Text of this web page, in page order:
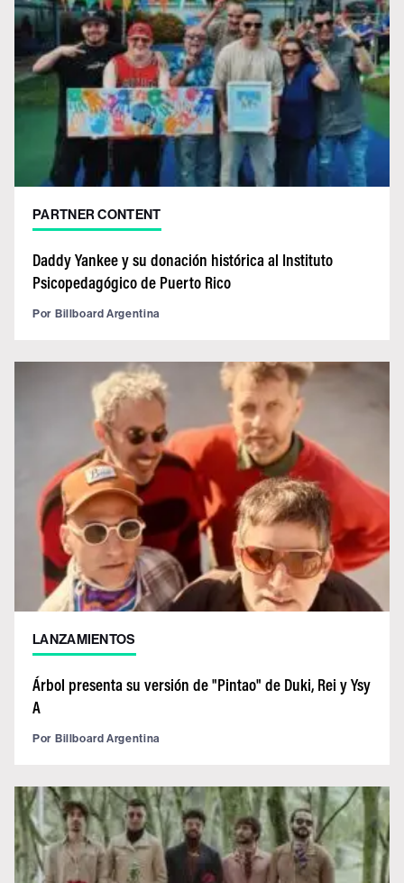
PARTNER CONTENT
Daddy Yankee y su donación histórica al Instituto
Psicopedagógico de Puerto Rico
Por Billboard Argentina
LANZAMIENTOS
Árbol presenta su versión de "Pintao" de Duki, Rei y Ysy
A
Por Billboard Argentina